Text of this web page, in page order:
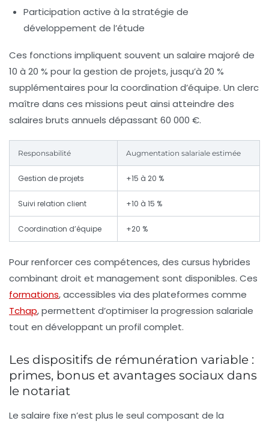
Participation active à la stratégie de
développement de l’étude
Ces fonctions impliquent souvent un salaire majoré de
10 à 20 % pour la gestion de projets, jusqu’à 20 %
supplémentaires pour la coordination d’équipe. Un clerc
maître dans ces missions peut ainsi atteindre des
salaires bruts annuels dépassant 60 000 €.
Responsabilité Augmentation salariale estimée
Gestion de projets +15 à 20 %
Suivi relation client +10 à 15 %
Coordination d’équipe +20 %
Pour renforcer ces compétences, des cursus hybrides
combinant droit et management sont disponibles. Ces
formations, accessibles via des plateformes comme
Tchap, permettent d’optimiser la progression salariale
tout en développant un profil complet.
Les dispositifs de rémunération variable :
primes, bonus et avantages sociaux dans
le notariat
Le salaire fixe n’est plus le seul composant de la